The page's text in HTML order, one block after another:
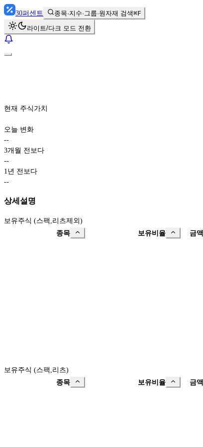
30퍼센트 종목·지수·그룹·원자재 검색⌘F
라이트/다크 모드 전환
현재 주식가치
오늘 변화
--
3개월 전보다
--
1년 전보다
--
상세설명
보유주식 (스팩,리츠제외)
종목
보유비율 금액
보유주식 (스팩,리츠)
종목
보유비율 금액